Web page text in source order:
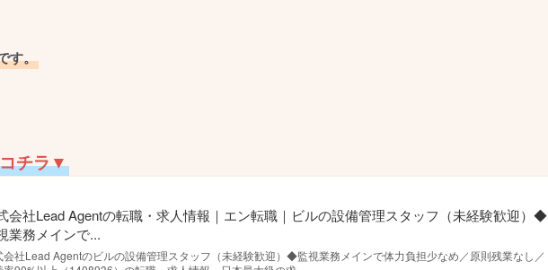
す。
チラ▼
会社Lead Agentの転職・求人情報｜エン転職｜ビルの設備管理スタッフ（未経験歓迎）◆
業務メインで...
会社Lead Agentのビルの設備管理スタッフ（未経験歓迎）◆監視業務メインで体力負担少なめ／原則残業なし／